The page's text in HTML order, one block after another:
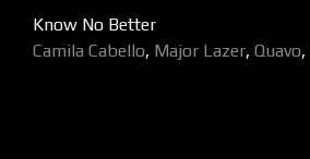
Know No Better
Camila Cabello, Major Lazer, Quavo,